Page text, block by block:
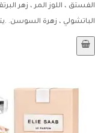
الفستق ، اللوز المر ، زهر
الباتشولي ، زهرة السوسن.